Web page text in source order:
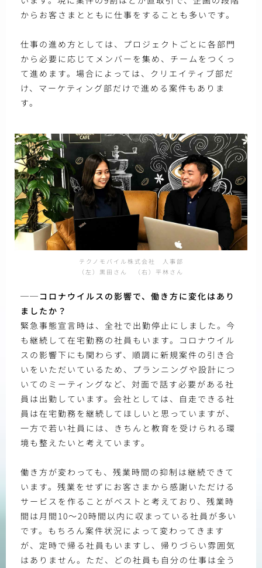
からお客さまとともに仕事をすることも多いです。
仕事の進め方としては、プロジェクトごとに各部門
から必要に応じてメンバーを集め、チームをつくっ
て進めます。場合によっては、クリエイティブ部だ
け、マーケティング部だけで進める案件もありま
す。
テクノモバイル株式会社 人事部
（左）黒田さん （右）平林さん
──コロナウイルスの影響で、働き方に変化はあり
ましたか？
緊急事態宣言時は、全社で出勤停止にしました。今
も継続して在宅勤務の社員もいます。コロナウイル
スの影響下にも関わらず、順調に新規案件の引き合
いをいただいているため、プランニングや設計につ
いてのミーティングなど、対面で話す必要がある社
員は出勤しています。会社としては、自走できる社
員は在宅勤務を継続してほしいと思っていますが、
一方で若い社員には、きちんと教育を受けられる環
境も整えたいと考えています。
働き方が変わっても、残業時間の抑制は継続できて
います。残業をせずにお客さまから感謝いただける
サービスを作ることがベストと考えており、残業時
間は月間10～20時間以内に収まっている社員が多い
です。もちろん案件状況によって変わってきます
が、定時で帰る社員もいますし、帰りづらい雰囲気
はありません。ただ、どの社員も自分の仕事は全う